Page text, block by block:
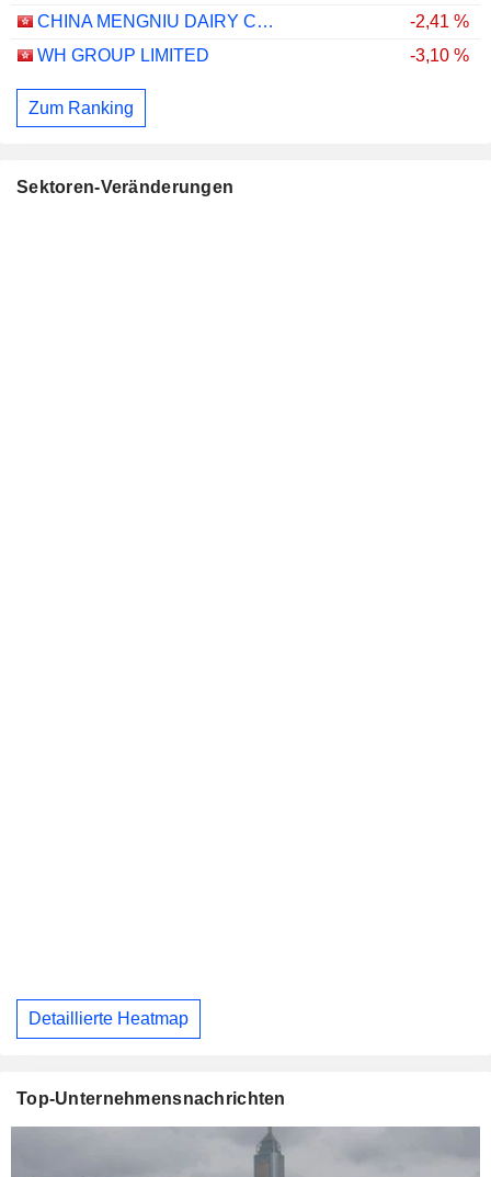
CHINA MENGNIU DAIRY COMPANY LIMITED
-2,41 %
WH GROUP LIMITED
-3,10 %
Zum Ranking
Sektoren-Veränderungen
Detaillierte Heatmap
Top-Unternehmensnachrichten